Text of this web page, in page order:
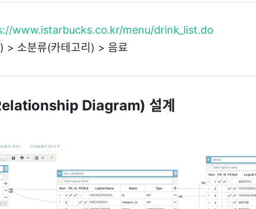
www.istarbucks.co.kr/menu/drink_list.do
> 소분류(카테고리) > 음료
Diagram) 설계